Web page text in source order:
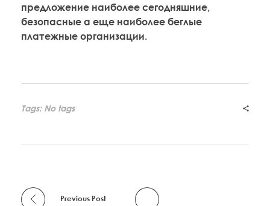
предложение наиболее сегодняшние,
безопасные а еще наиболее беглые
платежные организации.
Tags: No tags
Previous Post